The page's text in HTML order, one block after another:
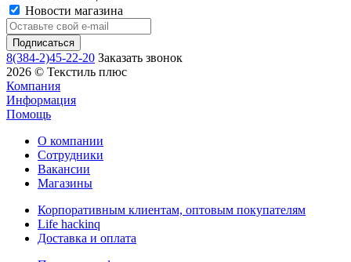
Новости магазина
8(384-2)45-22-20 Заказать звонок
2026 © Текстиль плюс
Компания
Информация
Помощь
О компании
Сотрудники
Вакансии
Магазины
Корпоративным клиентам, оптовым покупателям
Life hackinq
Доставка и оплата